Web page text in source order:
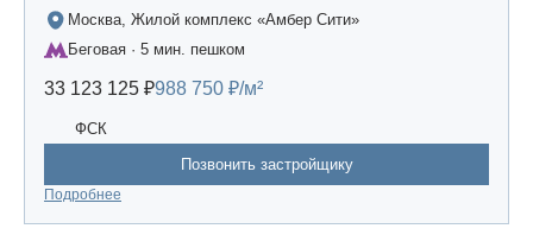
Москва, Жилой комплекс «Амбер Сити»
Беговая · 5 мин. пешком
33 123 125 ₽988 750 ₽/м²
ФСК
Позвонить застройщику
Подробнее